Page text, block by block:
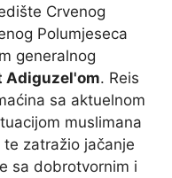
Crvenog
Polumjeseca
generalnog
Adiguzel'om. Reis
sa aktuelnom
muslimana
zatražio jačanje
sa dobrotvornim i